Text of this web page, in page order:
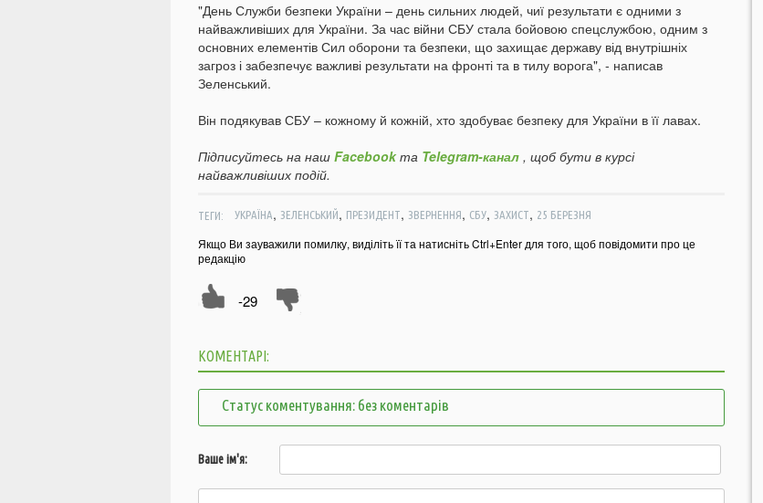
"День Служби безпеки України – день сильних людей, чиї результати є одними з
найважливіших для України. За час війни СБУ стала бойовою спецслужбою, одним з
основних елементів Сил оборони та безпеки, що захищає державу від внутрішніх
загроз і забезпечує важливі результати на фронті та в тилу ворога", - написав
Зеленський.
Він подякував СБУ – кожному й кожній, хто здобуває безпеку для України в її лавах.
Підписуйтесь на наш Facebookта Telegram-канал , щоб бути в курсі
найважливіших подій.
ТЕГИ: УКРАЇНА, ЗЕЛЕНСЬКИЙ, ПРЕЗИДЕНТ, ЗВЕРНЕННЯ, СБУ, ЗАХИСТ, 25 БЕРЕЗНЯ
Якщо Ви зауважили помилку, виділіть її та натисніть Ctrl+Enter для того, щоб повідомити про це
редакцію
-29
КОМЕНТАРІ:
Статус коментування: без коментарів
Ваше ім'я: